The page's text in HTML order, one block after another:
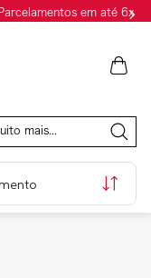
em até 6x
mais...